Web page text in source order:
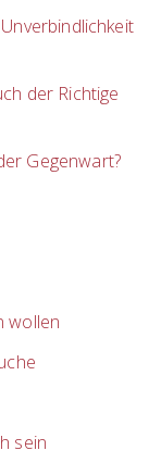
der Richtige
Gegenwart?
wollen
sein